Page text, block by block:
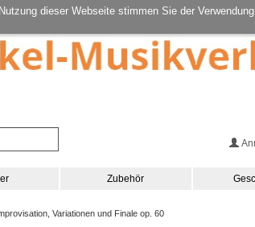
dieser Webseite stimmen Sie der
Zubehör
Variationen und Finale op. 60